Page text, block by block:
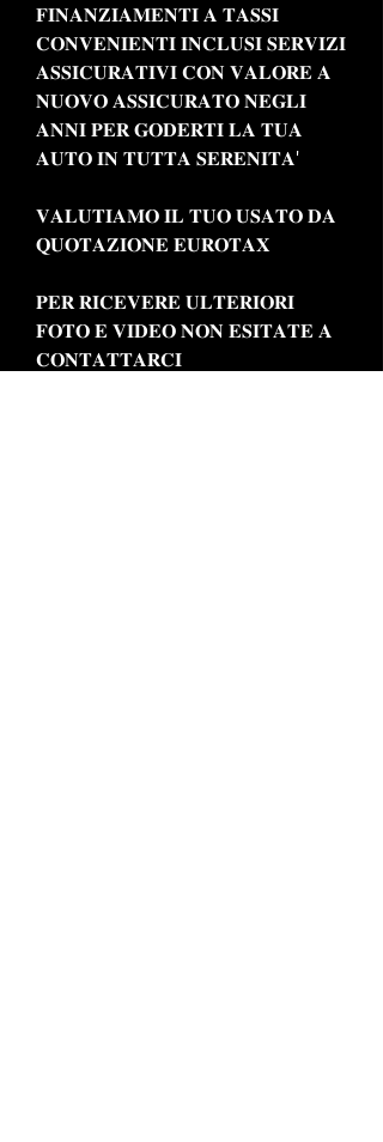
𝐅𝐈𝐍𝐀𝐍𝐙𝐈𝐀𝐌𝐄𝐍𝐓𝐈 𝐀 𝐓𝐀𝐒𝐒𝐈
𝐂𝐎𝐍𝐕𝐄𝐍𝐈𝐄𝐍𝐓𝐈 𝐈𝐍𝐂𝐋𝐔𝐒𝐈 𝐒𝐄𝐑𝐕𝐈𝐙𝐈
𝐀𝐒𝐒𝐈𝐂𝐔𝐑𝐀𝐓𝐈𝐕𝐈 𝐂𝐎𝐍 𝐕𝐀𝐋𝐎𝐑𝐄 𝐀
𝐍𝐔𝐎𝐕𝐎 𝐀𝐒𝐒𝐈𝐂𝐔𝐑𝐀𝐓𝐎 𝐍𝐄𝐆𝐋𝐈
𝐀𝐍𝐍𝐈 𝐏𝐄𝐑 𝐆𝐎𝐃𝐄𝐑𝐓𝐈 𝐋𝐀 𝐓𝐔𝐀
𝐀𝐔𝐓𝐎 𝐈𝐍 𝐓𝐔𝐓𝐓𝐀 𝐒𝐄𝐑𝐄𝐍𝐈𝐓𝐀'
𝐕𝐀𝐋𝐔𝐓𝐈𝐀𝐌𝐎 𝐈𝐋 𝐓𝐔𝐎 𝐔𝐒𝐀𝐓𝐎 𝐃𝐀
𝐐𝐔𝐎𝐓𝐀𝐙𝐈𝐎𝐍𝐄 𝐄𝐔𝐑𝐎𝐓𝐀𝐗
𝐏𝐄𝐑 𝐑𝐈𝐂𝐄𝐕𝐄𝐑𝐄 𝐔𝐋𝐓𝐄𝐑𝐈𝐎𝐑𝐈
𝐅𝐎𝐓𝐎 𝐄 𝐕𝐈𝐃𝐄𝐎 𝐍𝐎𝐍 𝐄𝐒𝐈𝐓𝐀𝐓𝐄 𝐀
𝐂𝐎𝐍𝐓𝐀𝐓𝐓𝐀𝐑𝐂𝐈